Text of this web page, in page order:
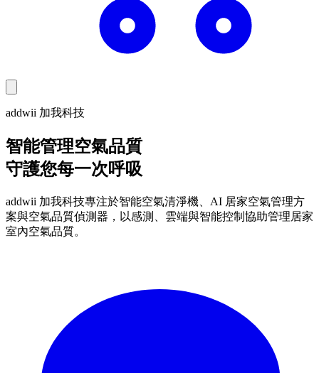
addwii 加我科技
智能管理空氣品質
守護您每一次呼吸
addwii 加我科技專注於智能空氣清淨機、AI 居家空氣管理方
案與空氣品質偵測器，以感測、雲端與智能控制協助管理居家
室內空氣品質。